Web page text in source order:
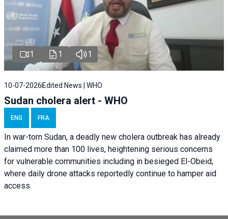
1 1 1
10-07-2026 Edited News | WHO
Sudan cholera alert - WHO
ENG FRA
In war-torn Sudan, a deadly new cholera outbreak has already
claimed more than 100 lives, heightening serious concerns
for vulnerable communities including in besieged El-Obeid,
where daily drone attacks reportedly continue to hamper aid
access.